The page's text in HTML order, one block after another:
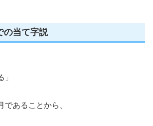
の当て字説
あることから、